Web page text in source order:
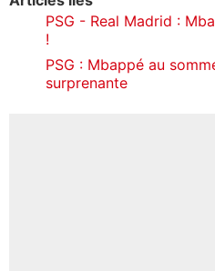
PSG - Real Madrid :
!
PSG : Mbappé au
surprenante